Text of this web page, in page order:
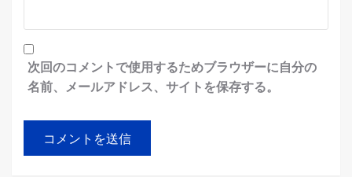
次回のコメントで使用するためブラウザーに自分の
名前、メールアドレス、サイトを保存する。